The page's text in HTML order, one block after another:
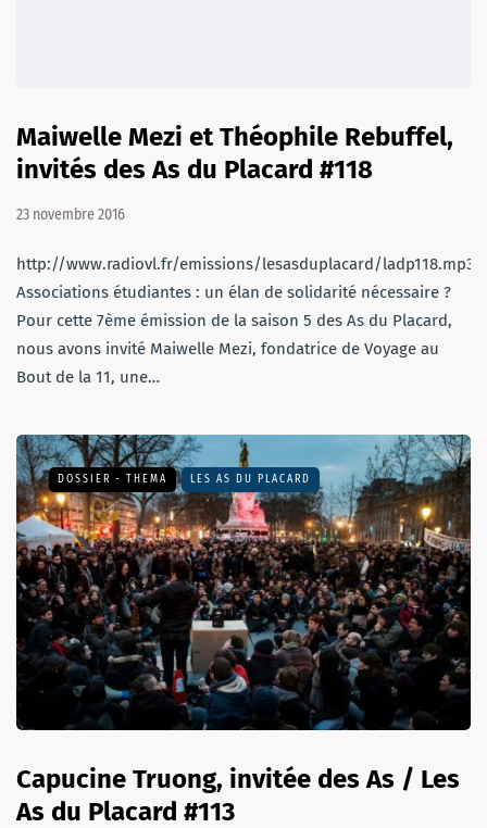
Maiwelle Mezi et Théophile Rebuffel,
invités des As du Placard #118
23 novembre 2016
http://www.radiovl.fr/emissions/lesasduplacard/ladp118.mp3
Associations étudiantes : un élan de solidarité nécessaire ?
Pour cette 7ème émission de la saison 5 des As du Placard,
nous avons invité Maiwelle Mezi, fondatrice de Voyage au
Bout de la 11, une…
DOSSIER - THEMA LES AS DU PLACARD
Capucine Truong, invitée des As / Les
As du Placard #113